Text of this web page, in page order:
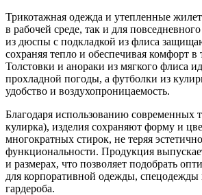
Трикотажная одежда и утепленные
в рабочей среде, так и для
из дюспы с подкладкой из флиса
сохраняя тепло и обеспечивая комфорт в
Толстовки и анораки из мягкого флиса
прохладной погоды, а футболки из
удобство и воздухопроницаемость.
Благодаря использованию современных
кулирка), изделия сохраняют форму и
многократных стирок, не теряя
функциональности. Продукция
и размерах, что позволяет подобрать
для корпоративной одежды, спецодежды
гардероба.